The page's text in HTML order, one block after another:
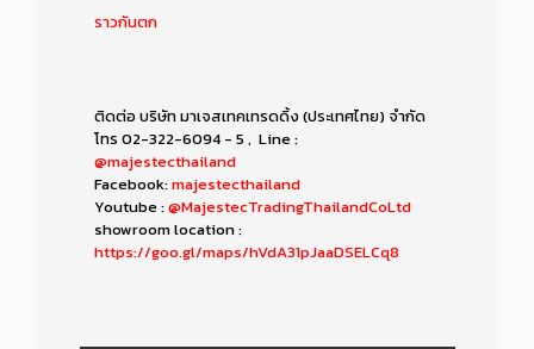
ราวกันตก
ติดต่อ บริษัท มาเจสเทคเทรดดิ้ง (ประเทศไทย) จำกัด
โทร 02-322-6094 - 5 , Line :
@majestecthailand
Facebook:majestecthailand
Youtube :@MajestecTradingThailandCoLtd
showroom location :
https://goo.gl/maps/hVdA31pJaaDSELCq8